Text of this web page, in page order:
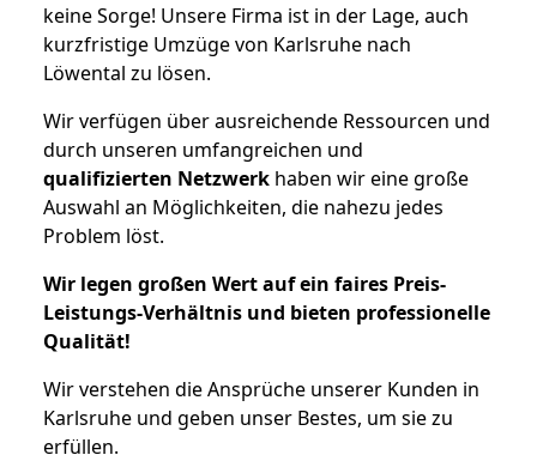
keine Sorge! Unsere Firma ist in der Lage, auch
kurzfristige Umzüge von Karlsruhe nach
Löwental zu lösen.
Wir verfügen über ausreichende Ressourcen und
durch unseren umfangreichen und
qualifizierten Netzwerk haben wir eine große
Auswahl an Möglichkeiten, die nahezu jedes
Problem löst.
Wir legen großen Wert auf ein faires Preis-
Leistungs-Verhältnis und bieten professionelle
Qualität!
Wir verstehen die Ansprüche unserer Kunden in
Karlsruhe und geben unser Bestes, um sie zu
erfüllen.